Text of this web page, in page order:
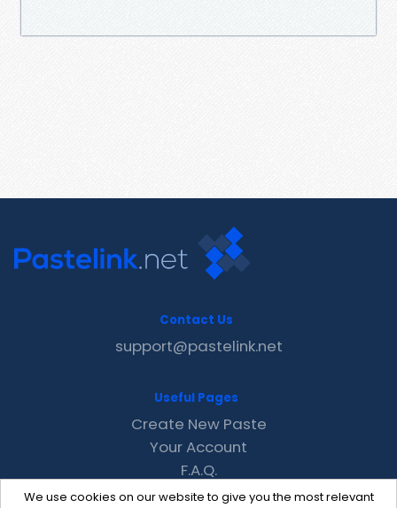
We use cookies on our website to give you the most relevant
Contact Us
support@pastelink.net
Useful Pages
Create New Paste
Your Account
F.A.Q.
Recent